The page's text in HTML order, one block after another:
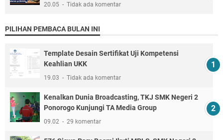
20.05 Tidak ada komentar
PILIHAN PEMBACA BULAN INI
Template Desain Sertifikat Uji Kompetensi
Keahlian UKK
19.03 Tidak ada komentar
Kenalkan Dunia Broadcasting, TKJ SMK Negeri 2
Ponorogo Kunjungi TA Media Group
09.02 29 komentar